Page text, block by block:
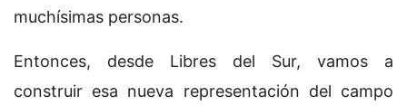
muchísimas personas.
Entonces, desde Libres del Sur, vamos a
construir esa nueva representación del campo